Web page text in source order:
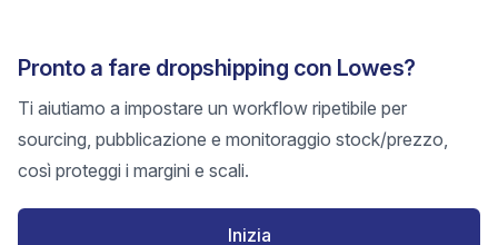
Pronto a fare dropshipping con Lowes?
Ti aiutiamo a impostare un workflow ripetibile per
sourcing, pubblicazione e monitoraggio stock/prezzo,
così proteggi i margini e scali.
Inizia